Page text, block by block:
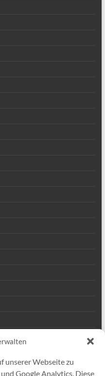
unserer Webseite zu
Google Analytics. Diese